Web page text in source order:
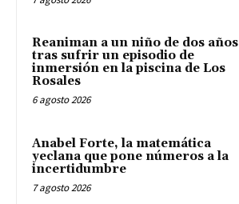
Reaniman a un niño de dos años
tras sufrir un episodio de
inmersión en la piscina de Los
Rosales
6 agosto 2026
Anabel Forte, la matemática
yeclana que pone números a la
incertidumbre
7 agosto 2026